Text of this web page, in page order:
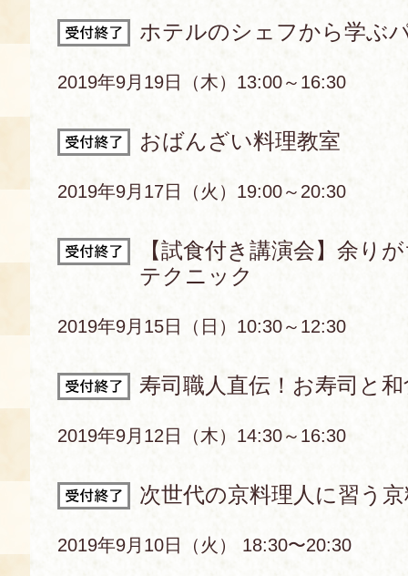
FAQ
キャンセル・ご変更
食の海援隊・陸援隊 会員限定
展示室のご紹介
お土産コーナー
レンタル
空き状況・ご予約
団体向け見学・体験
食の語り部の部屋
あじわい館弁当
ホテルのシェフから学ぶ
2019年9月19日（木）13:00～16:30
おばんざい料理教室
2019年9月17日（火）19:00～20:30
【試食付き講演会】余り
テクニック
2019年9月15日（日）10:30～12:30
寿司職人直伝！お寿司と
2019年9月12日（木）14:30～16:30
次世代の京料理人に習う
2019年9月10日（火） 18:30〜20:30